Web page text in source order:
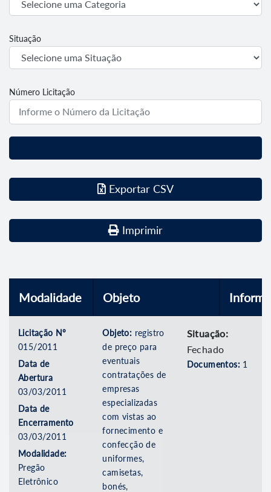
Situação
Número Licitação
Exportar CSV
Imprimir
Modalidade Objeto
Licitação Nº
015/2011
Data de
Abertura
03/03/2011
Data de
Encerramento
03/03/2011
Modalidade:
Pregão
Eletrônico
Objeto: registro
de preço para
eventuais
contratações de
empresas
especializadas
com vistas ao
fornecimento e
confecção de
uniformes,
camisetas,
bonés,
Situação:
Fechado
Documentos: 1